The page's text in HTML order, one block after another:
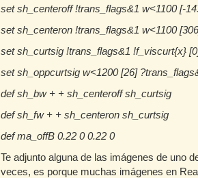
set sh_centeroff !trans_flags&1 w<1100 [-
set sh_centeron !trans_flags&1 w<1100
set sh_curtsig !trans_flags&1 !f_viscurt{x}
set sh_oppcurtsig w<1200 [26]
def sh_bw + + sh_centeroff sh_curtsig
def sh_fw + + sh_centeron sh_curtsig
def ma_offB 0.22 0 0.22 0
Te adjunto alguna de las imágenes de uno
veces, es porque muchas imágenes en